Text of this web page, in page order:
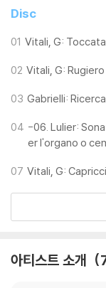
Disc
01 Vitali, G: Toccata
02 Vitali, G: Rugiero
03 Gabrielli:
04 -06. Lulier:
er l'organo o
07 Vitali, G:
아티스트 소개